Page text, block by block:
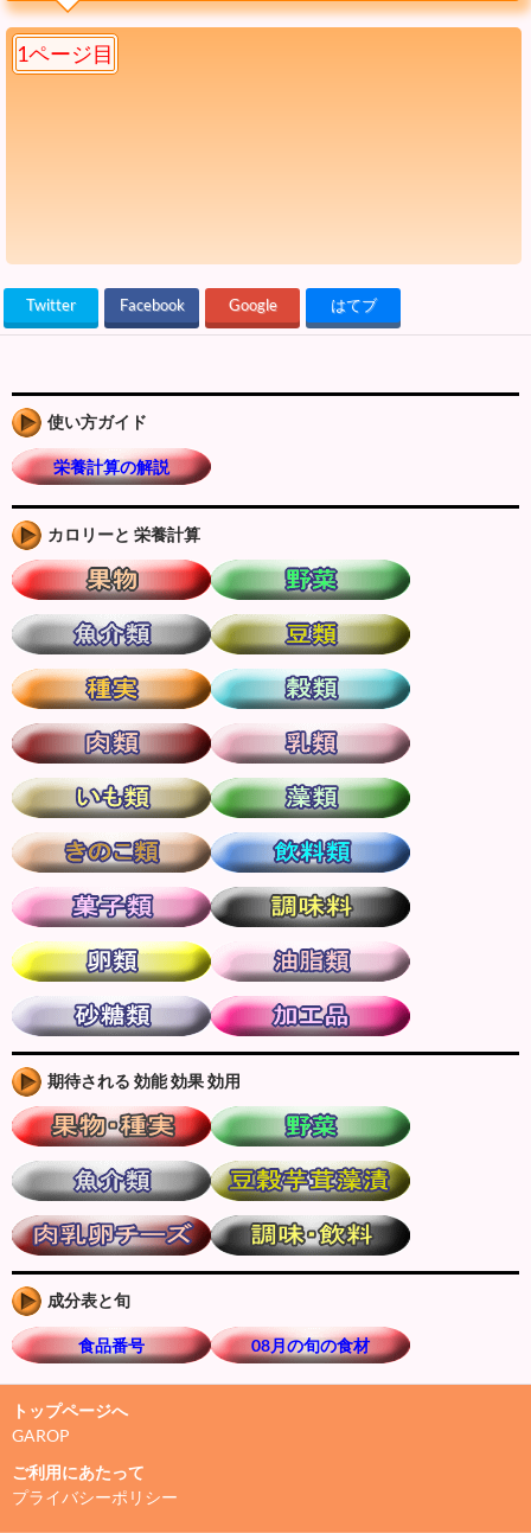
1ページ目
Twitter Facebook Google はてブ
使い方ガイド
栄養計算の解説
カロリーと 栄養計算
期待される 効能 効果 効用
成分表と旬
食品番号 08月の旬の食材
トップページへ
GAROP
ご利用にあたって
プライバシーポリシー